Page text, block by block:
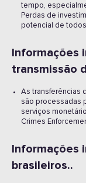
tempo,
Perdas de
potencial de
Informações
transmissão
As transferências
são processadas
serviços
Crimes
Informações
brasileiros..